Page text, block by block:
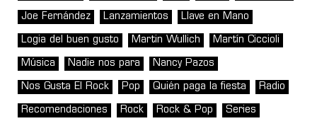
Joe Fernández Lanzamientos Llave en Mano
Logia del buen gusto Martin Wullich Martín Ciccioli
Música Nadie nos para Nancy Pazos
Nos Gusta El Rock Pop Quién paga la fiesta Radio
Recomendaciones Rock Rock & Pop Series